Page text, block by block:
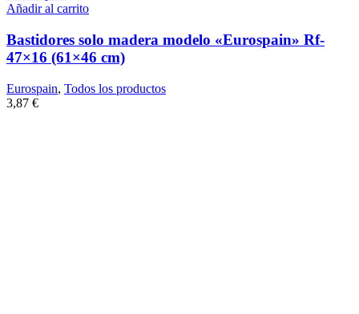
Añadir al carrito
Bastidores solo madera modelo «Eurospain» Rf-
47×16 (61×46 cm)
Eurospain, Todos los productos
3,87 €